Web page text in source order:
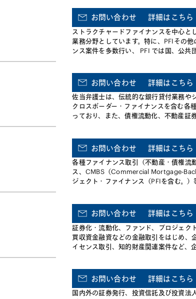
お問い合わせ 詳細はこちら
ストラクチャードファイナンスを中心と
業務分野としています。特に、PFIその
ンス案件を多数行い、 PFI では国、公共
業その他の各種公益事業に関する民活又
ンドの組成、海外プロジェクト案件等に
お問い合わせ 詳細はこちら
佐当弁護士は、伝統的な銀行貸付業務や
クロスボーダー・ファイナンスを含む各
っており、また、債権流動化、不動産証
イナンスや不動産ノンリコースローン、
レートローン等にも多数携わっています
の商品開発部署や政府系金融機関への出
アントの要望に的確に応える充実したア
す。
お問い合わせ 詳細はこちら
各種ファイナンス取引（不動産・債権流
ス、CMBS（Commercial Mortgage-
ジェクト・ファイナンス（PFIを含む。
お問い合わせ 詳細はこちら
証券化・流動化、ファンド、プロジェク
買収資金融資などの金融取引をはじめ、
イセンス取引、知的財産関連案件など、
お問い合わせ 詳細はこちら
国内外の証券発行、投資信託及び投資法